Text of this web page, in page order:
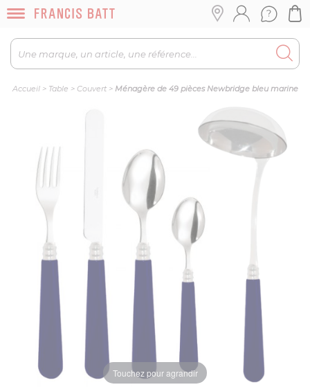
Accueil> Table > Couvert> Ménagère de 49 pièces Newbridge bleu marine
Touchez pour agrandir